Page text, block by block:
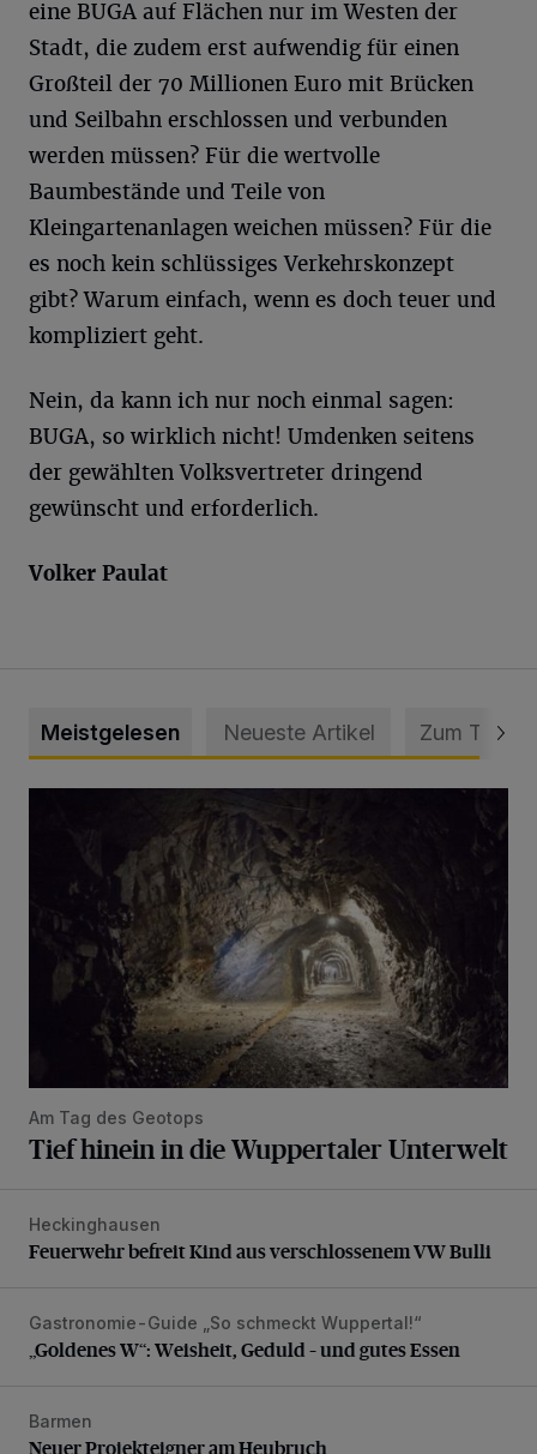
eine BUGA auf Flächen nur im Westen der
Stadt, die zudem erst aufwendig für einen
Großteil der 70 Millionen Euro mit Brücken
und Seilbahn erschlossen und verbunden
werden müssen? Für die wertvolle
Baumbestände und Teile von
Kleingartenanlagen weichen müssen? Für die
es noch kein schlüssiges Verkehrskonzept
gibt? Warum einfach, wenn es doch teuer und
kompliziert geht.
Nein, da kann ich nur noch einmal sagen:
BUGA, so wirklich nicht! Umdenken seitens
der gewählten Volksvertreter dringend
gewünscht und erforderlich.
Volker Paulat
Meistgelesen Neueste Artikel Zum Thema
Am Tag des Geotops
Tief hinein in die Wuppertaler Unterwelt
Feuerwehr befreit Kind aus verschlossenem VW Bulli
Heckinghausen
Feuerwehr befreit Kind aus verschlossenem VW Bulli
„Goldenes W“: Weisheit, Geduld – und gutes Essen
Gastronomie-Guide „So schmeckt Wuppertal!“
„Goldenes W“: Weisheit, Geduld – und gutes Essen
Neuer Projekteigner am Heubruch
Barmen
Neuer Projekteigner am Heubruch